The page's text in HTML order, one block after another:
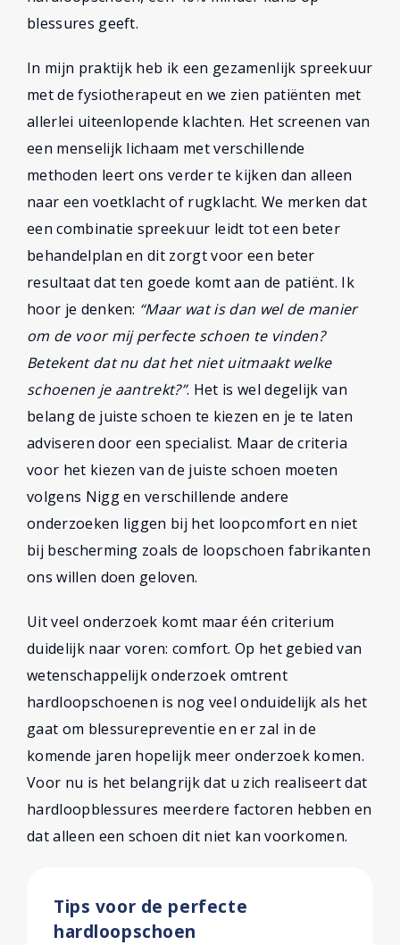
blessures geeft.
In mijn praktijk heb ik een gezamenlijk spreekuur
met de fysiotherapeut en we zien patiënten met
allerlei uiteenlopende klachten. Het screenen van
een menselijk lichaam met verschillende
methoden leert ons verder te kijken dan alleen
naar een voetklacht of rugklacht. We merken dat
een combinatie spreekuur leidt tot een beter
behandelplan en dit zorgt voor een beter
resultaat dat ten goede komt aan de patiënt. Ik
hoor je denken: “Maar wat is dan wel de manier
om de voor mij perfecte schoen te vinden?
Betekent dat nu dat het niet uitmaakt welke
schoenen je aantrekt?”. Het is wel degelijk van
belang de juiste schoen te kiezen en je te laten
adviseren door een specialist. Maar de criteria
voor het kiezen van de juiste schoen moeten
volgens Nigg en verschillende andere
onderzoeken liggen bij het loopcomfort en niet
bij bescherming zoals de loopschoen fabrikanten
ons willen doen geloven.
Uit veel onderzoek komt maar één criterium
duidelijk naar voren: comfort. Op het gebied van
wetenschappelijk onderzoek omtrent
hardloopschoenen is nog veel onduidelijk als het
gaat om blessurepreventie en er zal in de
komende jaren hopelijk meer onderzoek komen.
Voor nu is het belangrijk dat u zich realiseert dat
hardloopblessures meerdere factoren hebben en
dat alleen een schoen dit niet kan voorkomen.
Tips voor de perfecte
hardloopschoen